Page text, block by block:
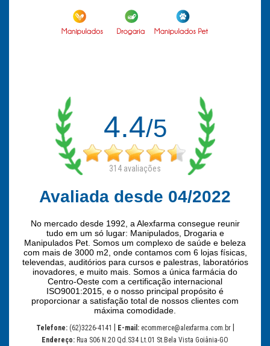
4.4/5
314 avaliações
Avaliada desde 04/2022
No mercado desde 1992, a Alexfarma consegue reunir
tudo em um só lugar: Manipulados, Drogaria e
Manipulados Pet. Somos um complexo de saúde e beleza
com mais de 3000 m2, onde contamos com 6 lojas físicas,
televendas, auditórios para cursos e palestras, laboratórios
inovadores, e muito mais. Somos a única farmácia do
Centro-Oeste com a certificação internacional
ISO9001:2015, e o nosso principal propósito é
proporcionar a satisfação total de nossos clientes com
máxima comodidade.
Telefone: (62)3226-4141 E-mail:ecommerce@alexfarma.com.br
Endereço: Rua S06 N.20 Qd.S34 Lt.01 St.Bela Vista Goiânia-GO